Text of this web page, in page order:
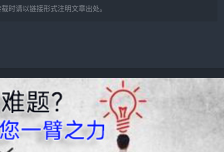
时请以链接形式注明文章出处。